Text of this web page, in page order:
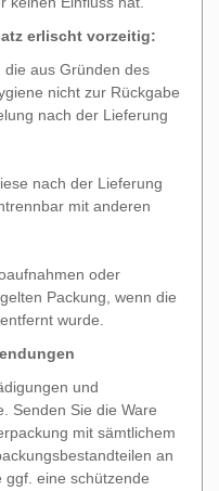
erlischt vorzeitig:
die aus Gründen des
nicht zur Rückgabe
nach der Lieferung
nach der Lieferung
mit anderen
oder
Packung, wenn die
wurde.
und
Senden Sie die Ware
mit sämtlichem
an
ggf. eine schützende